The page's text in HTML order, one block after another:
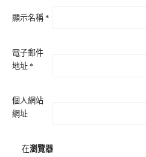
顯示名稱 *
電子郵件
地址 *
個人網站
網址
在瀏覽器